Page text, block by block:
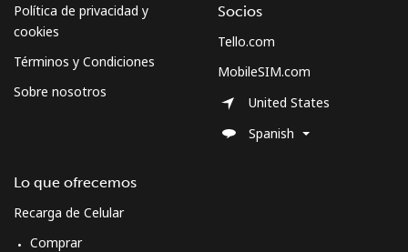
Política de privacidad y
cookies
Términos y Condiciones
Sobre nosotros
Lo que ofrecemos
Recarga de Celular
Comprar
Socios
Tello.com
MobileSIM.com
United States
Spanish